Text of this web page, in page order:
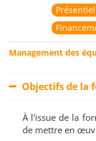
Management des
Objectifs de la
À l'issue de la
de mettre en